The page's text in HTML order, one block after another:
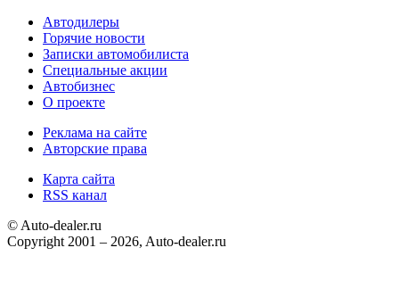
Автодилеры
Горячие новости
Записки автомобилиста
Специальные акции
Автобизнес
О проекте
Реклама на сайте
Авторские права
Карта сайта
RSS канал
© Auto-dealer.ru
Copyright 2001 – 2026, Auto-dealer.ru